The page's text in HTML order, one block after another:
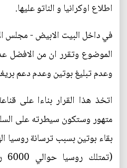
اطلاع اوكرانيا و الناتو عليها.
في داخل البيت الابيض - مجلس
الموضوع وتقرر ان من الافضل
وعدم تبليغ بوتين وعدم دعم
اتخذ هذا القرار بناءا على
متهور وستكون سيطرته على
بقاء بوتين بسبب ترسانة روسيا